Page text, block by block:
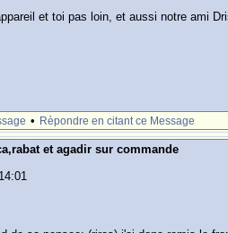
et toi pas loin, et aussi notre ami
• Rèpondre en citant ce Message
et agadir sur commande